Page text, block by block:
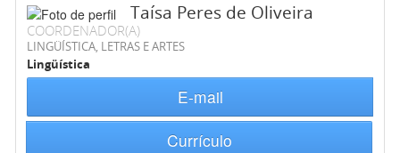
Taísa Peres de Oliveira
COORDENADOR(A)
LINGÜÍSTICA, LETRAS E ARTES
Lingüística
E-mail
Currículo